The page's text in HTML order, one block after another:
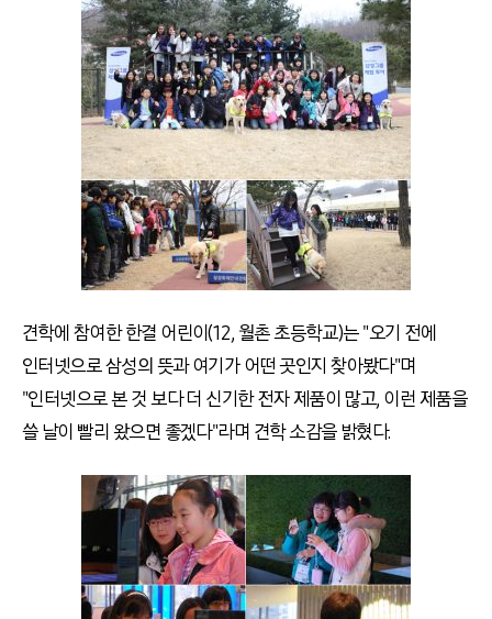
견학에 참여한 한결 어린이(12, 월촌 초등학교)는 "오기 전에
인터넷으로 삼성의 뜻과 여기가 어떤 곳인지 찾아봤다"며
"인터넷으로 본 것 보다 더 신기한 전자 제품이 많고, 이런 제품을
쓸 날이 빨리 왔으면 좋겠다"라며 견학 소감을 밝혔다.